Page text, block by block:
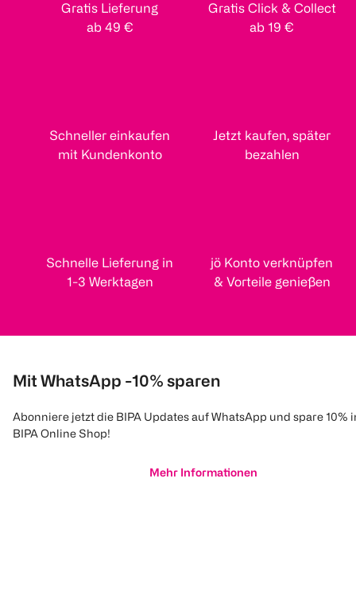
Gratis Lieferung
ab 49 €
Gratis Click & Collect
ab 19 €
Schneller einkaufen
mit Kundenkonto
Jetzt kaufen, später
bezahlen
Schnelle Lieferung in
1-3 Werktagen
jö Konto verknüpfen
& Vorteile genießen
Mit WhatsApp -10% sparen
Abonniere jetzt die BIPA Updates auf WhatsApp und spare 10%
BIPA Online Shop!
Mehr Informationen